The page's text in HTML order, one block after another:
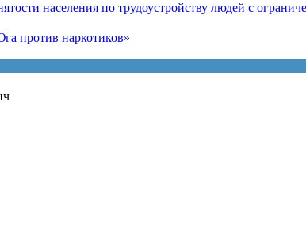
населения по трудоустройству людей с
против наркотиков»